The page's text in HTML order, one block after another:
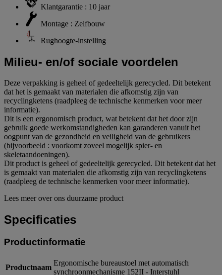
Klantgarantie : 10 jaar
Montage : Zelfbouw
Rughoogte-instelling
Milieu- en/of sociale voordelen
Deze verpakking is geheel of gedeeltelijk gerecycled. Dit betekent
dat het is gemaakt van materialen die afkomstig zijn van
recyclingketens (raadpleeg de technische kenmerken voor meer
informatie).
Dit is een ergonomisch product, wat betekent dat het door zijn
gebruik goede werkomstandigheden kan garanderen vanuit het
oogpunt van de gezondheid en veiligheid van de gebruikers
(bijvoorbeeld : voorkomt zoveel mogelijk spier- en
skeletaandoeningen).
Dit product is geheel of gedeeltelijk gerecycled. Dit betekent dat het
is gemaakt van materialen die afkomstig zijn van recyclingketens
(raadpleeg de technische kenmerken voor meer informatie).
Lees meer over ons duurzame product
Specificaties
Productinformatie
Productnaam
Ergonomische bureaustoel met automatisch
synchroonmechanisme 152II - Interstuhl